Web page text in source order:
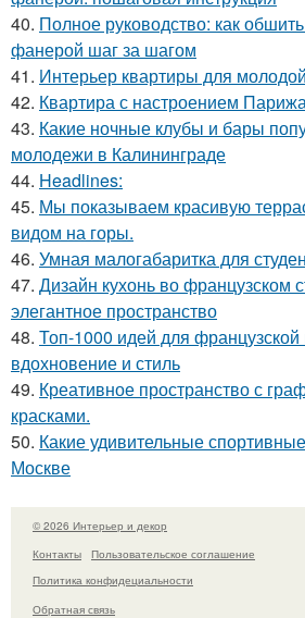
40. Полное руководство: как
фанерой шаг за шагом
41. Интерьер квартиры для
42. Квартира с настроением
43. Какие ночные клубы и бары
молодежи в Калининграде
44. Headlines:
45. Мы показываем красивую
видом на горы.
46. Умная малогабаритка для
47. Дизайн кухонь во французском
элегантное пространство
48. Топ-1000 идей для французской
вдохновение и стиль
49. Креативное пространство с
красками.
50. Какие удивительные
Москве
© 2026 Интерьер и декор
Контакты
Пользовательское соглашение
Политика конфидециальности
Обратная связь